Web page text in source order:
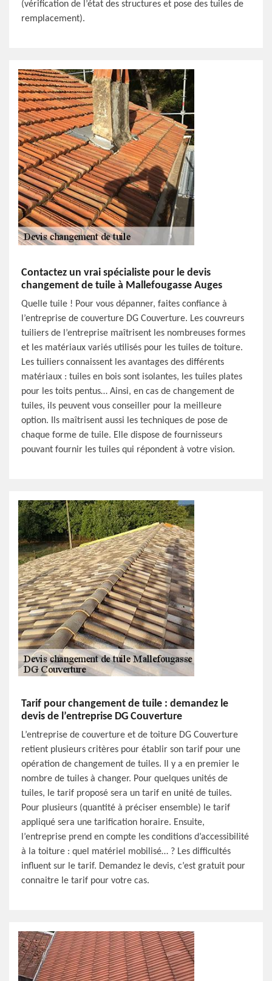
(vérification de l’état des structures et pose des tuiles de
remplacement).
Contactez un vrai spécialiste pour le devis
changement de tuile à Mallefougasse Auges
Quelle tuile ! Pour vous dépanner, faites confiance à
l’entreprise de couverture DG Couverture. Les couvreurs
tuiliers de l’entreprise maîtrisent les nombreuses formes
et les matériaux variés utilisés pour les tuiles de toiture.
Les tuiliers connaissent les avantages des différents
matériaux : tuiles en bois sont isolantes, les tuiles plates
pour les toits pentus… Ainsi, en cas de changement de
tuiles, ils peuvent vous conseiller pour la meilleure
option. Ils maîtrisent aussi les techniques de pose de
chaque forme de tuile. Elle dispose de fournisseurs
pouvant fournir les tuiles qui répondent à votre vision.
Tarif pour changement de tuile : demandez le
devis de l’entreprise DG Couverture
L’entreprise de couverture et de toiture DG Couverture
retient plusieurs critères pour établir son tarif pour une
opération de changement de tuiles. Il y a en premier le
nombre de tuiles à changer. Pour quelques unités de
tuiles, le tarif proposé sera un tarif en unité de tuiles.
Pour plusieurs (quantité à préciser ensemble) le tarif
appliqué sera une tarification horaire. Ensuite,
l’entreprise prend en compte les conditions d’accessibilité
à la toiture : quel matériel mobilisé… ? Les difficultés
influent sur le tarif. Demandez le devis, c’est gratuit pour
connaitre le tarif pour votre cas.